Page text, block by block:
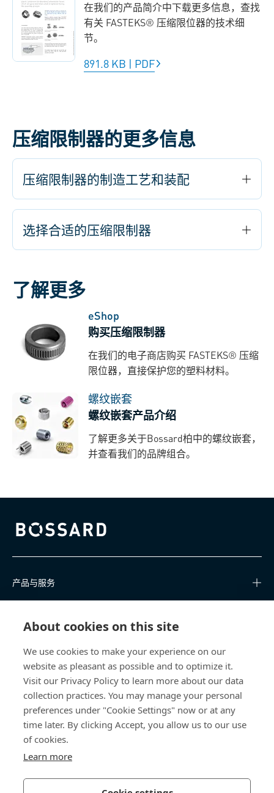
About cookies on this site
We use cookies to make your experience on our
website as pleasant as possible and to optimize it.
Visit our Privacy Policy to learn more about our data
collection practices. You may manage your personal
preferences under "Cookie Settings" now or at any
time later. By clicking Accept, you allow us to our use
of cookies.
Learn more
在我们的产品简介中下载更多信息，查找
有关 FASTEKS® 压缩限位器的技术细
节。
891.8 KB | PDF
压缩限制器的更多信息
压缩限制器的制造工艺和装配
选择合适的压缩限制器
了解更多
eShop
购买压缩限制器
在我们的电子商店购买 FASTEKS® 压缩
限位器，直接保护您的塑料材料。
螺纹嵌套
螺纹嵌套产品介绍
了解更多关于Bossard柏中的螺纹嵌套，
并查看我们的品牌组合。
Bossard homepage
产品与服务
关于我们
联系我们
china@bossard.com